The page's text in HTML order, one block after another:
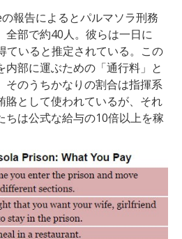
報告によるとパルマソラ刑務
全部で約40人。彼らは一日に
ていると推定されている。この
部に運ぶための「通行料」と
そのうちかなりの割合は指揮系
賂として使われているが、それ
ちは公式な給与の10倍以上を稼